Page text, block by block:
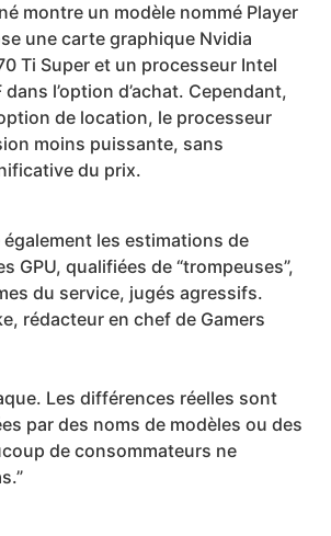
montre un modèle nommé Player
une carte graphique Nvidia
Ti Super et un processeur Intel
l’option d’achat. Cependant,
de location, le processeur
moins puissante, sans
du prix.
les estimations de
GPU, qualifiées de “trompeuses”,
du service, jugés agressifs.
rédacteur en chef de Gamers
Les différences réelles sont
par des noms de modèles ou des
de consommateurs ne